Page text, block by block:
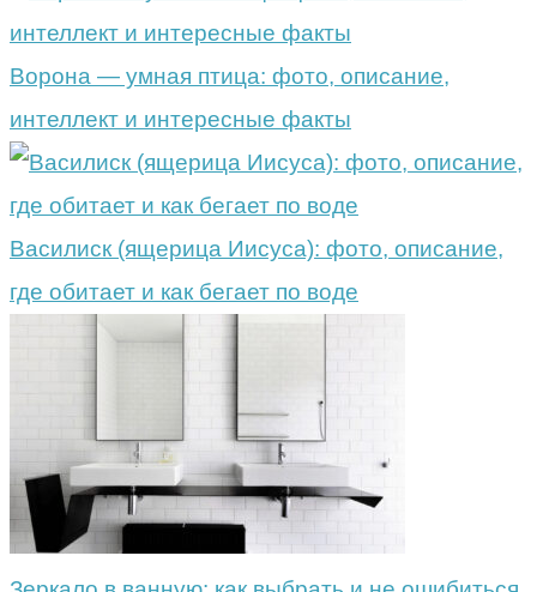
Ворона — умная птица: фото, описание,
интеллект и интересные факты
Василиск (ящерица Иисуса): фото, описание,
где обитает и как бегает по воде